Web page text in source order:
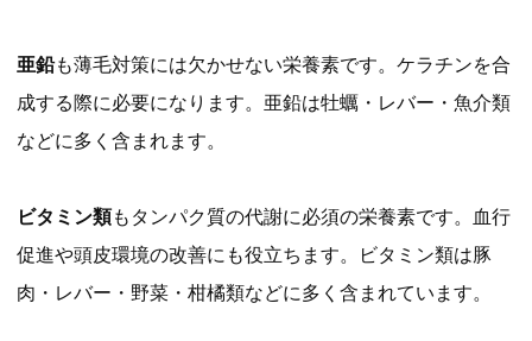
亜鉛も薄毛対策には欠かせない栄養素です。ケラチンを合
成する際に必要になります。亜鉛は牡蠣・レバー・魚介類
などに多く含まれます。
ビタミン類もタンパク質の代謝に必須の栄養素です。血行
促進や頭皮環境の改善にも役立ちます。ビタミン類は豚
肉・レバー・野菜・柑橘類などに多く含まれています。